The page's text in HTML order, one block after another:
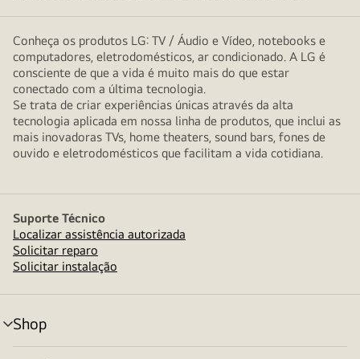
Conheça os produtos LG: TV / Áudio e Vídeo, notebooks e
computadores, eletrodomésticos, ar condicionado. A LG é
consciente de que a vida é muito mais do que estar
conectado com a última tecnologia.
Se trata de criar experiências únicas através da alta
tecnologia aplicada em nossa linha de produtos, que inclui as
mais inovadoras TVs, home theaters, sound bars, fones de
ouvido e eletrodomésticos que facilitam a vida cotidiana.
Suporte Técnico
Localizar assistência autorizada
Solicitar reparo
Solicitar instalação
Shop
alternar
menu